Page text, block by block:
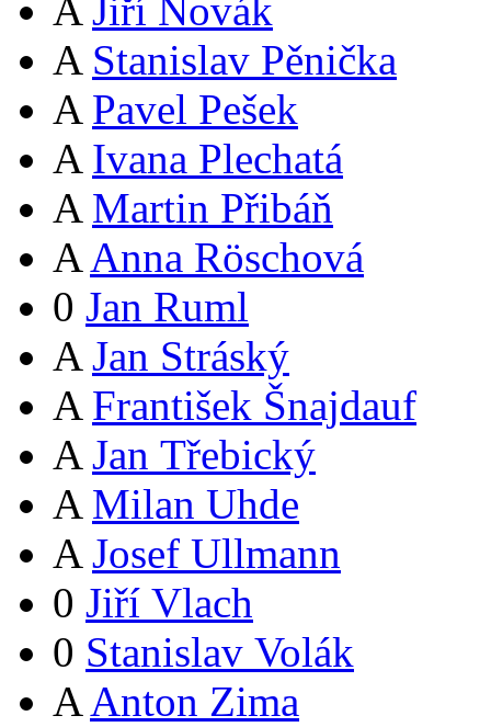
A Jiří Novák
A Stanislav Pěnička
A Pavel Pešek
A Ivana Plechatá
A Martin Přibáň
A Anna Röschová
0 Jan Ruml
A Jan Stráský
A František Šnajdauf
A Jan Třebický
A Milan Uhde
A Josef Ullmann
0 Jiří Vlach
0 Stanislav Volák
A Anton Zima